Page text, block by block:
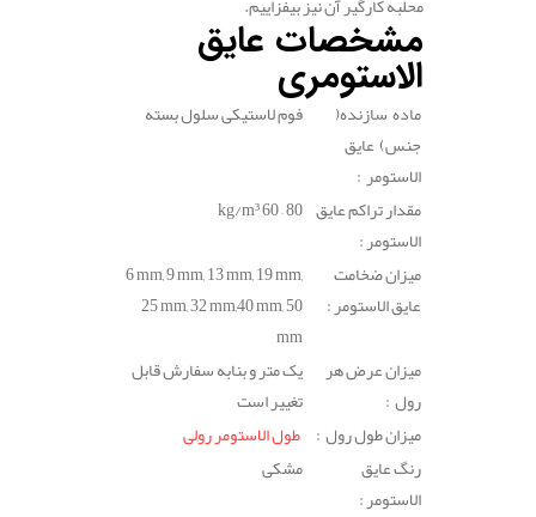
مشخصات عایق
الاستومری
ماده سازنده(
جنس) عایق
الاستومر :
فوم لاستیکی سلول بسته
مقدار تراکم عایق
الاستومر :
kg/m³60 – 80
میزان ضخامت
عایق الاستومر :
6 mm, 9 mm, 13 mm, 19 mm,
25 mm, 32 mm,40 mm, 50
mm
میزان عرض هر
رول :
یک متر و بنابه سفارش قابل
تغییر است
میزان طول رول : طول الاستومر رولی
رنگ عایق
الاستومر :
مشکی